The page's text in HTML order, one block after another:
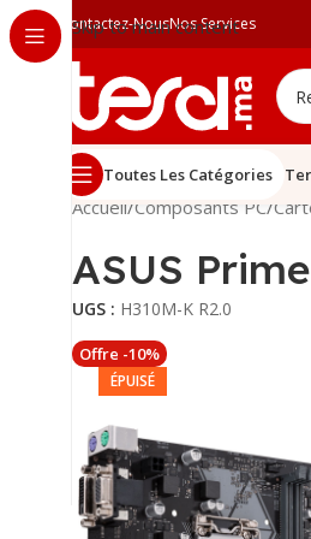
Skip to main content
Contactez-NousNos Services
Toutes Les Catégories
Accueil/Composants PC/
ASUS
UGS : H310M-K R2.0
Offre -10%
ÉPUISÉ